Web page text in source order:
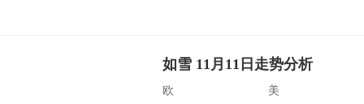
如雪 11月11日走势分析
欧美：